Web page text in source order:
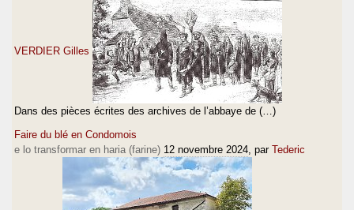
VERDIER Gilles
Dans des pièces écrites des archives de l’abbaye de (…)
Faire du blé en Condomois
e lo transformar en haria (farine) 12 novembre 2024, par Tederic